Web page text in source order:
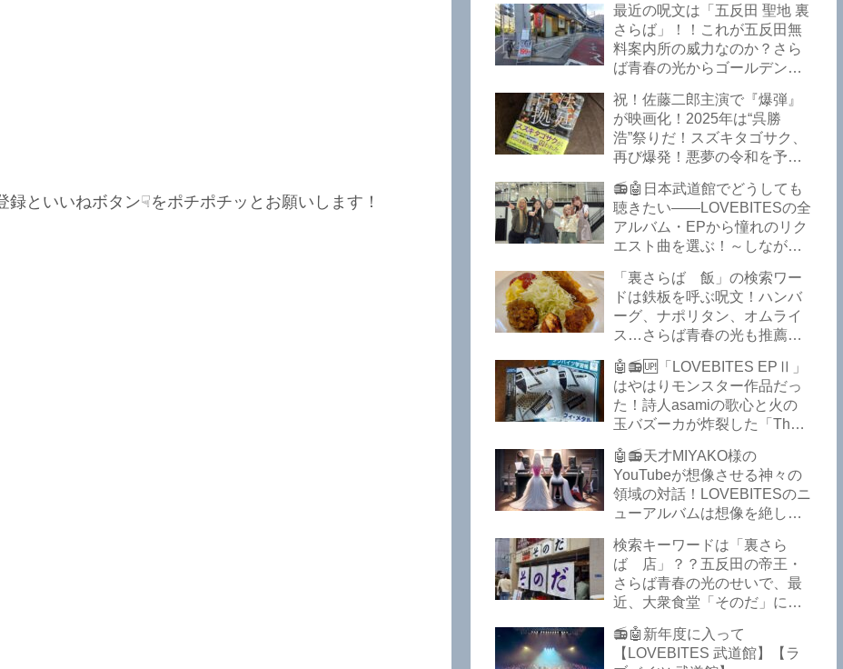
といいねボタン☟をポチポチッとお願いします！
から飲んできました。私以外
にもLOVEBITESファンが数名
いるようですよ笑
最近の呪文は「五反田 聖地 裏
さらば」！！これが五反田無
料案内所の威力なのか？さら
ば青春の光からゴールデンウ
いた！激安の肉の刺し盛りが
美味い！酒もぶっちぎりで安
い！本格焼鳥 五反田「富士
屋」がオープンから３カ月で
ごった返しているぞ！【さら
ば青春の光 五反田 グルメ】
祝！佐藤二郎主演で『爆弾』
が映画化！2025年は“呉勝
浩”祭りだ！スズキタゴサク、
再び爆発！悪夢の令和を予言
２』が不気味な存在感で他を
圧倒した！異形の家族小説
『Q』も文句なしだぞ！～
2025年版「このミステリーが
すごい！」
📻🤖日本武道館でどうしても
聴きたい――LOVEBITESの全
アルバム・EPから憧れのリク
エスト曲を選ぶ！～しながわ
武道館】【ラブバイツ 武道
館】【LOVEBITES 武道館 セ
トリ】【LOVEBITES リクエ
スト曲】【LOVEBITES
Inspire】【LOVEBITES Under
The Red Sky】【LOVEBITES
Epilogue】【LOVEBITES
Today Is The Day】
【LOVEBITES Dystopia
Symphony】【LOVEBITES
My Orion】【LOVEBITES
Lost In The Garden】
【LOVEBITES The Bell In
Of Control】【LOVEBITES
The Eve Of Change】
「裏さらば 飯」の検索ワー
ドは鉄板を呼ぶ呪文！ハンバ
ーグ、ナポリタン、オムライ
ス…さらば青春の光も推薦！
定のお子様ランチを食ってき
たよ！【さらば青春の光 五反
田 グルメ】
🤖📻🆙「LOVEBITES EPⅡ」
はやはりモンスター作品だっ
た！詩人asamiの歌心と火の
玉バズーカが炸裂した「The
のだぞ！～しながわロックラ
ジオ【追記あり】
🤖📻天才MIYAKO様の
YouTubeが想像させる神々の
領域の対話！LOVEBITESのニ
ューアルバムは想像を絶して
玉てやんでい、D-A-Dの新
曲、ブルース・ディッキンソ
ン情報などです～しながわロ
ックラジオ【追記複数あり】
検索キーワードは「裏さら
ば 店」？？五反田の帝王・
さらば青春の光のせいで、最
近、大衆食堂「そのだ」に入
よ…【さらば青春の光 五反田
グルメ】
📻🤖新年度に入って
【LOVEBITES 武道館】【ラ